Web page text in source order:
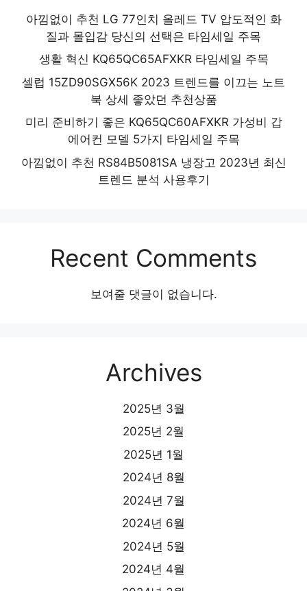
아낌없이 추천 LG 77인치 올레드 TV 압도적인 화
질과 몰입감 당신의 선택은 타임세일 주목
생활 혁신 KQ65QC65AFXKR 타임세일 주목
셀럽 15ZD90SGX56K 2023 트렌드를 이끄는 노트
북 상세 좋았던 추천상품
미리 준비하기 좋은 KQ65QC60AFXKR 가성비 갑
에어컨 모델 5가지 타임세일 주목
아낌없이 추천 RS84B5081SA 냉장고 2023년 최신
트렌드 분석 사용후기
Recent Comments
보여줄 댓글이 없습니다.
Archives
2025년 3월
2025년 2월
2025년 1월
2024년 8월
2024년 7월
2024년 6월
2024년 5월
2024년 4월